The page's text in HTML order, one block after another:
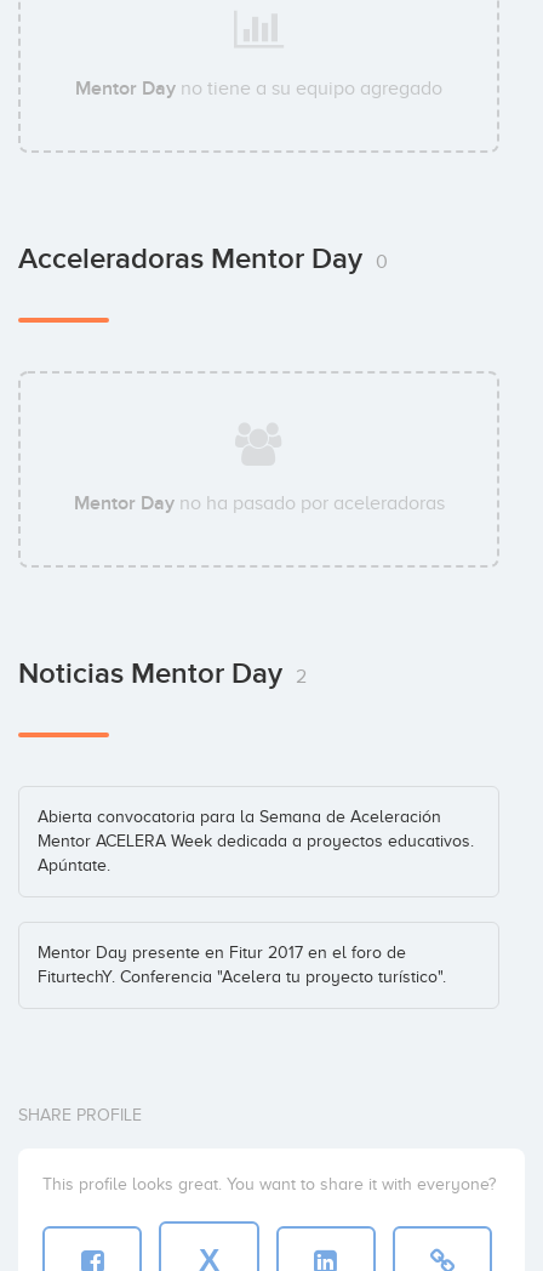
Mentor Day no tiene a su equipo agregado
Acceleradoras Mentor Day 0
Mentor Dayno ha pasado por aceleradoras
Noticias Mentor Day 2
Abierta convocatoria para la Semana de Aceleración
Mentor ACELERA Week dedicada a proyectos educativos.
Apúntate.
Mentor Day presente en Fitur 2017 en el foro de
FiturtechY. Conferencia "Acelera tu proyecto turístico".
SHARE PROFILE
This profile looks great. You want to share it with everyone?
X